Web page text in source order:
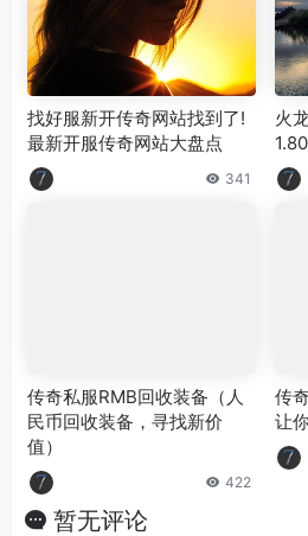
找好服新开传奇网站找到了!
最新开服传奇网站大盘点
341
火
1.80
传奇私服RMB回收装备（人
民币回收装备，寻找新价
值）
422
传
让
暂无评论